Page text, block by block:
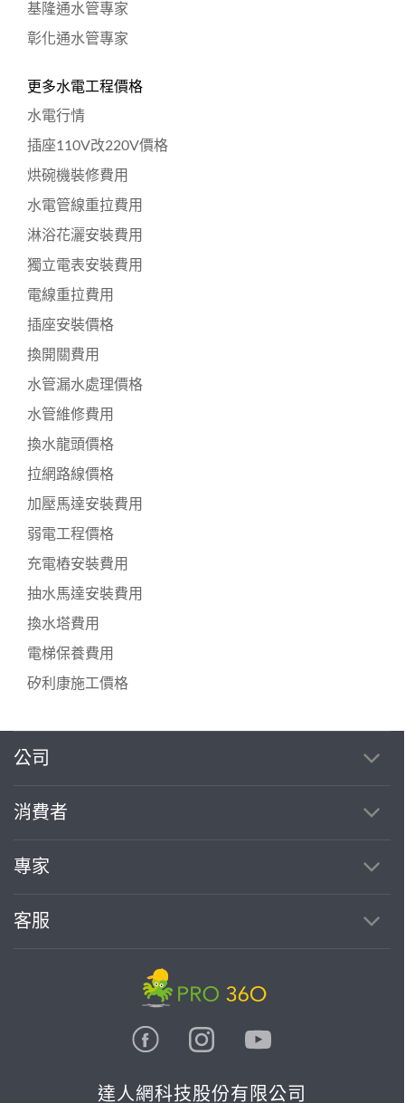
基隆通水管專家
彰化通水管專家
更多水電工程價格
水電行情
插座110V改220V價格
烘碗機裝修費用
水電管線重拉費用
淋浴花灑安裝費用
獨立電表安裝費用
電線重拉費用
插座安裝價格
換開關費用
水管漏水處理價格
水管維修費用
換水龍頭價格
拉網路線價格
加壓馬達安裝費用
弱電工程價格
充電樁安裝費用
抽水馬達安裝費用
換水塔費用
電梯保養費用
矽利康施工價格
公司
消費者
專家
客服
達人網科技股份有限公司